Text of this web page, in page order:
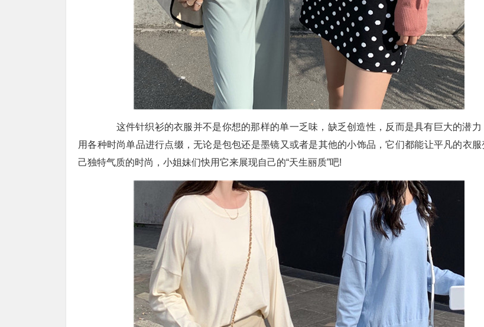
这件针织衫的衣服并不是你想的那样的单一乏味，缺乏创造性，反而是具有巨大的潜力
用各种时尚单品进行点缀，无论是包包还是墨镜又或者是其他的小饰品，它们都能让平凡的衣服
己独特气质的时尚，小姐妹们快用它来展现自己的“天生丽质”吧!